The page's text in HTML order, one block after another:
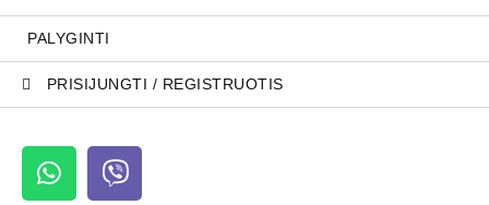
PALYGINTI
PRISIJUNGTI / REGISTRUOTIS